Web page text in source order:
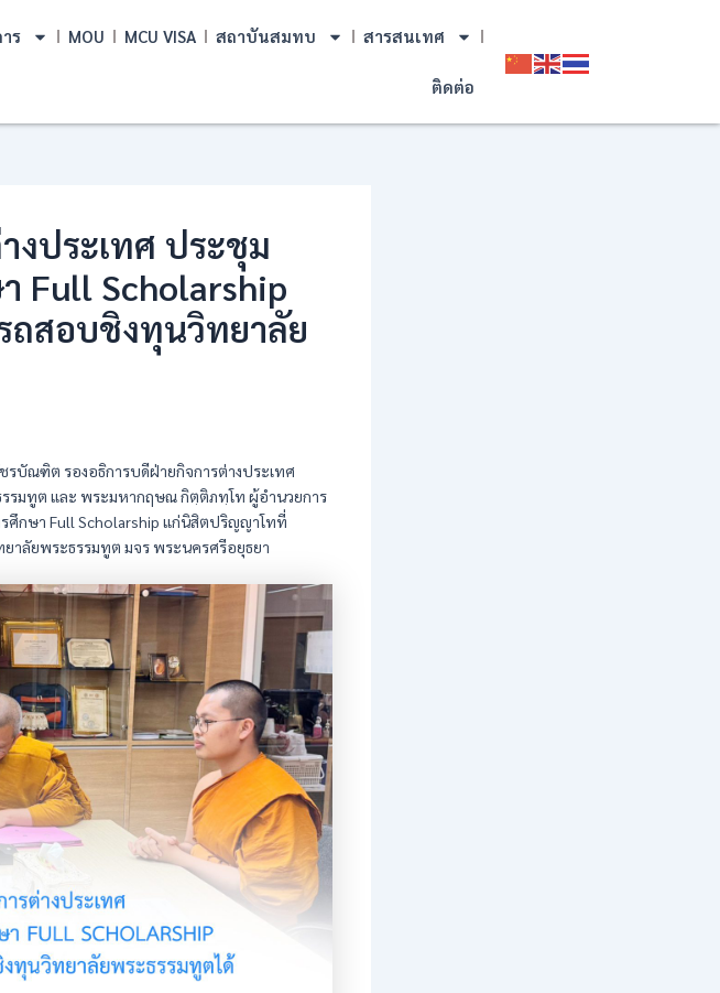
ร MOU MCU VISA สถาบันสมทบ สารสนเทศ
ติดต่อ
งประเทศ ประชุม
Full Scholarship
สอบชิงทุนวิทยาลัย
บัณฑิต รองอธิการบดีฝ่ายกิจการต่างประเทศ
มทูต และ พระมหากฤษณ กิตฺติภทฺโท ผู้อำนวยการ
กษา Full Scholarship แก่นิสิตปริญญาโทที่
าลัยพระธรรมทูต มจร พระนครศรีอยุธยา